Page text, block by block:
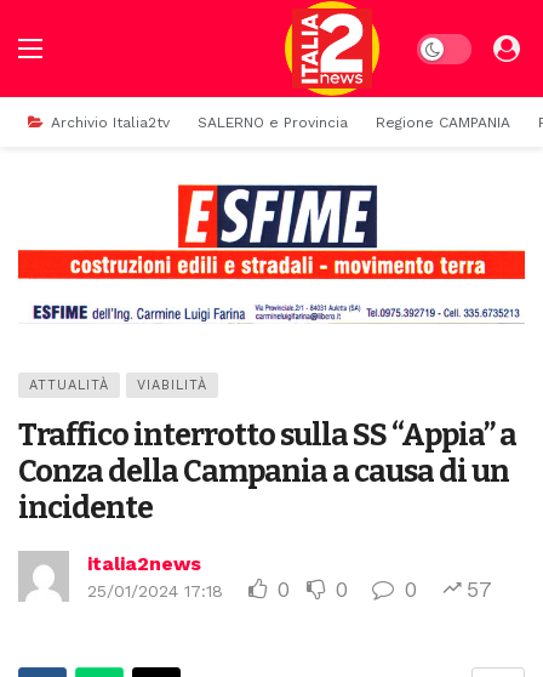
Dark mode
Archivio Italia2tv SALERNO e Provincia Regione CAMPANIA
ATTUALITÀ VIABILITÀ
Traffico interrotto sulla SS “Appia” a
Conza della Campania a causa di un
incidente
italia2news
25/01/2024 17:18 0 0 0 57